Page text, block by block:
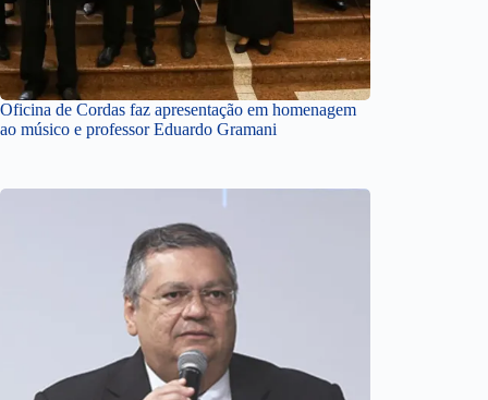
Oficina de Cordas faz apresentação em homenagem
ao músico e professor Eduardo Gramani